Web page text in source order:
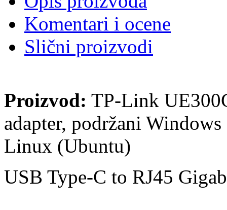
Komentari i ocene
Slični proizvodi
Proizvod: TP-Link
adapter, podržani
Linux (Ubuntu)
USB Type-C to RJ45